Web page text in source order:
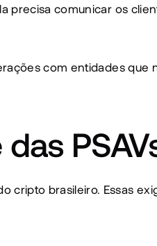
precisa comunicar os
com entidades que
cripto brasileiro. Essas